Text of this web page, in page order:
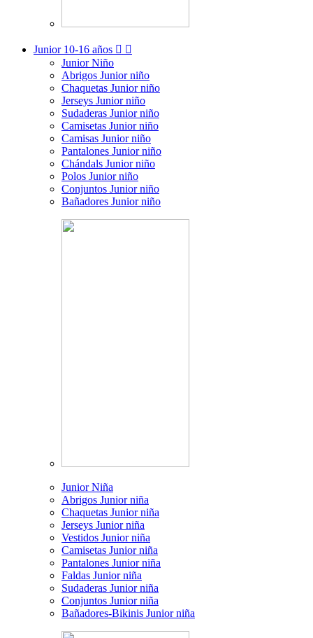
Junior 10-16 años  
Junior Niño
Abrigos Junior niño
Chaquetas Junior niño
Jerseys Junior niño
Sudaderas Junior niño
Camisetas Junior niño
Camisas Junior niño
Pantalones Junior niño
Chándals Junior niño
Polos Junior niño
Conjuntos Junior niño
Bañadores Junior niño
Junior Niña
Abrigos Junior niña
Chaquetas Junior niña
Jerseys Junior niña
Vestidos Junior niña
Camisetas Junior niña
Pantalones Junior niña
Faldas Junior niña
Sudaderas Junior niña
Conjuntos Junior niña
Bañadores-Bikinis Junior niña